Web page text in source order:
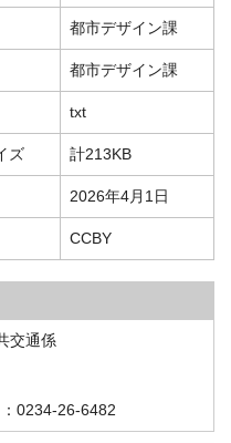
都市デザイン課
都市デザイン課
txt
ズ 計213KB
2026年4月1日
CCBY
交通係
0234-26-6482